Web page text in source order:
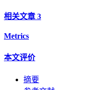
相关文章 3
Metrics
本文评价
摘要